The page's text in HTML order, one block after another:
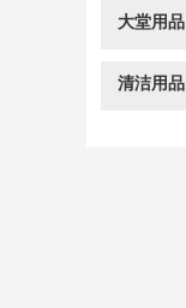
大堂用品
清洁用品